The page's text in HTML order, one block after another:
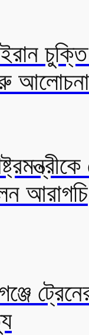
ইরান
আরাগচি